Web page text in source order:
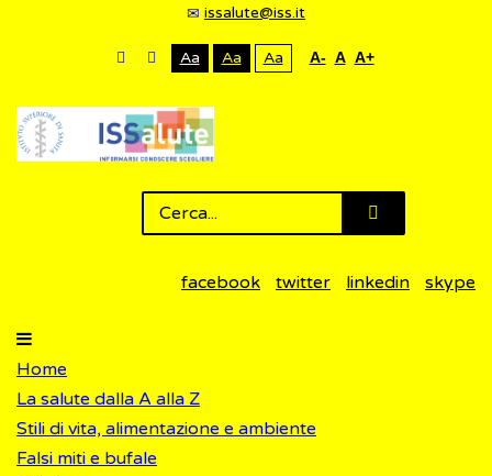
issalute@iss.it
Aa Aa Aa A- A A+
facebook twitter linkedin skype
Home
La salute dalla A alla Z
Stili di vita, alimentazione e ambiente
Falsi miti e bufale